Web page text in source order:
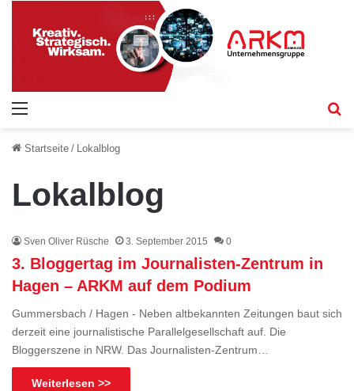
Startseite / Lokalblog
Lokalblog
Sven Oliver Rüsche 3. September 2015 0
3. Bloggertag im Journalisten-Zentrum in
Hagen – ARKM auf dem Podium
Gummersbach / Hagen - Neben altbekannten Zeitungen baut sich
derzeit eine journalistische Parallelgesellschaft auf. Die
Bloggerszene in NRW. Das Journalisten-Zentrum…
Weiterlesen >>